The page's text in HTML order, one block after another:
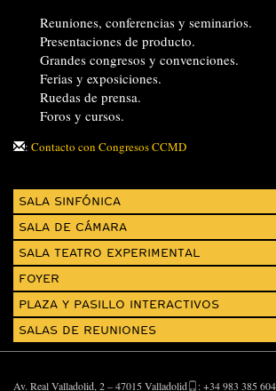
Reuniones, conferencias y seminarios.
Presentaciones de producto.
Grandes congresos y convenciones.
Ferias y exposiciones.
Ruedas de prensa.
Foros y cursos.
: Contacto con Congresos CCMD
SALA SINFÓNICA
SALA DE CÁMARA
SALA TEATRO EXPERIMENTAL
FOYER
PLAZA Y PASILLO INTERACTIVOS
SALAS DE REUNIONES
Av. Real Valladolid, 2 – 47015 Valladolid : +34 983 385 604